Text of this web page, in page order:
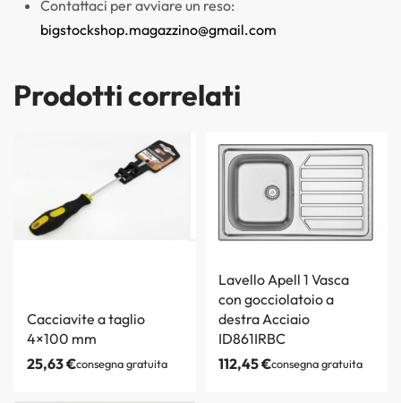
Contattaci per avviare un reso:
bigstockshop.magazzino@gmail.com
Prodotti correlati
Cacciavite a taglio
4×100 mm
25,63€consegna gratuita
Lavello Apell 1 Vasca
con gocciolatoio a
destra Acciaio
ID861IRBC
112,45€consegna gratuita